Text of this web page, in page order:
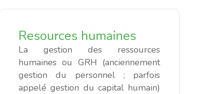
Resources humaines
La gestion des ressources
humaines ou GRH (anciennement
gestion du personnel ; parfois
appelé gestion du capital humain)